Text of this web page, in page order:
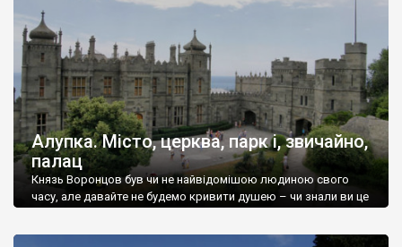
Алупка. Місто, церква, парк і, звичайно,
палац
Князь Воронцов був чи не найвідомішою людиною свого
часу, але давайте не будемо кривити душею – чи знали ви це